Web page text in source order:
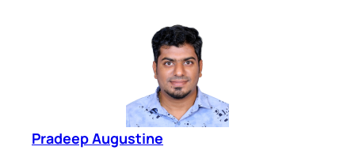
Pradeep Augustine